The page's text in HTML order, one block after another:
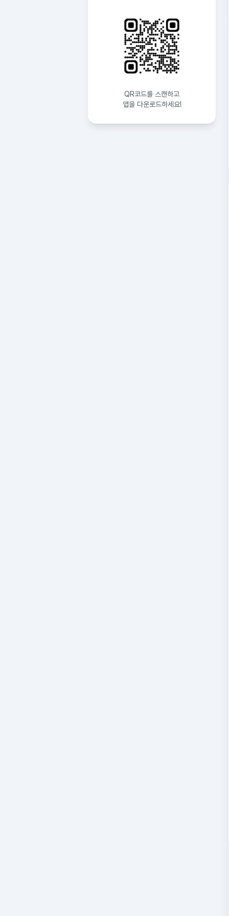
QR코드를 스캔하고
앱을 다운로드하세요!